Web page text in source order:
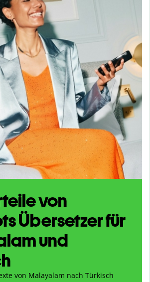
von
Übersetzer für
und
von Malayalam nach Türkisch